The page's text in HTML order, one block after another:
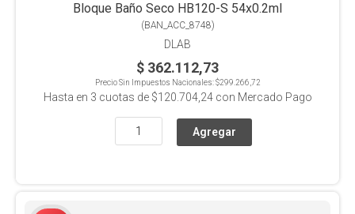
Bloque Baño Seco HB120-S 54x0.2ml
(BAN_ACC_8748)
DLAB
$ 362.112,73
Precio Sin Impuestos Nacionales:$299.266,72
Hasta en 3 cuotas de $120.704,24con Mercado Pago